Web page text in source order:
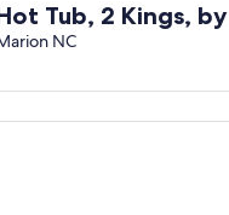
Tub, 2 Kings,
Hiking
NC
Pot - Pet friendly